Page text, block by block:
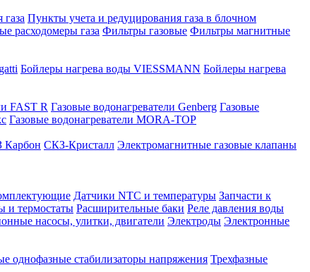
Пункты учета и редуцирования газа в блочном
расходомеры газа Фильтры газовые Фильтры магнитные
Бойлеры нагрева воды VIESSMANN Бойлеры нагрева
FAST R Газовые водонагреватели Genberg Газовые
Газовые водонагреватели MORA-TOP
Карбон СКЗ-Кристалл Электромагнитные газовые клапаны
Датчики NTC и температуры Запчасти к
и термостаты Расширительные баки Реле давления воды
насосы, улитки, двигатели Электроды Электронные
однофазные стабилизаторы напряжения Трехфазные